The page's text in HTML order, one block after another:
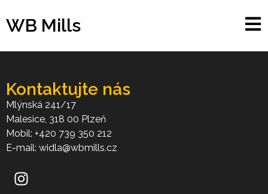
WB Mills
Kontaktujte nás
Mlýnská 241/17
Malesice, 318 00 Plzeň
Mobil: +420 739 350 212
E-mail: widla@wbmills.cz